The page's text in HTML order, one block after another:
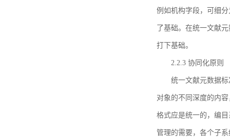
例如机构字段，可细
了基础。在统一文献
打下基础。
2.2.3 协同化原则
统一文献元数据
对象的不同深度的内
格式应是统一的，编
管理的需要，各个子